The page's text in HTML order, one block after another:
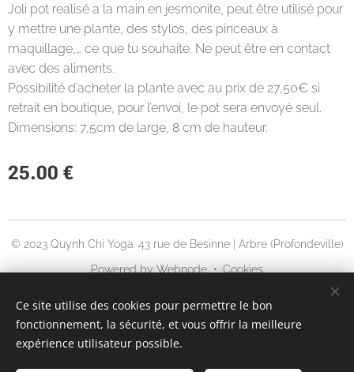
Joli pot realisé a la main en jesmonite, peut être utilisé pour
y mettre une plante, des stylos, des pinceaux à
maquillage,… ce que tu souhaite. Ne peut être en contact
avec des aliments.
Possibilité d’acheter la plante avec au prix de 27,50€ si
retrait en boutique, pour l’envoi, le pot sera envoyé seul.
Dimensions: 7,5cm de large, 8 cm de hauteur.
25.00 €
© 2023 Quynh Chi Yoga. 43 rue de Besinne | Arbre (Profondeville)
Powered by Webnode Cookies
Languages
English
Français
Ce site utilise des cookies pour permettre le bon
fonctionnement, la sécurité, et vous offrir la meilleure
expérience utilisateur possible.